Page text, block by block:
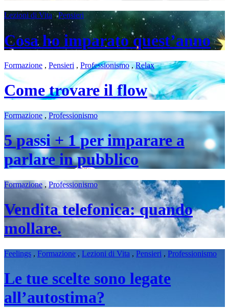
Lezioni di Vita,Pensieri
Cosa ho imparato quest’anno
Formazione , Pensieri , Professionismo ,Relax
Come trovare il flow
Formazione , Professionismo
5 passi + 1 per imparare a
parlare in pubblico
Formazione,Professionismo
Vendita telefonica: quando
mollare.
Feelings , Formazione , Lezioni di Vita , Pensieri , Professionismo
Le tue scelte sono legate
all’autostima?